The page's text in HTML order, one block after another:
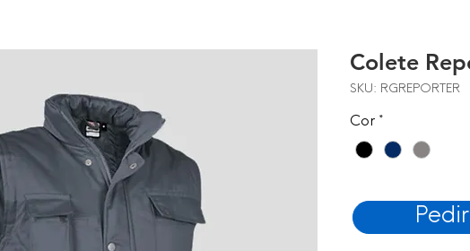
Colete
SKU: RGREPORTER
Cor *